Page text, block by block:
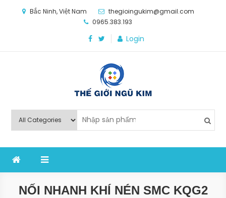
Bắc Ninh, Việt Nam
thegioingukim@gmail.com
0965.383.193
Login
Thế Giới Ngũ Kim
nghiệp sản xuất
NỐI NHANH KHÍ NÉN SMC KQG2